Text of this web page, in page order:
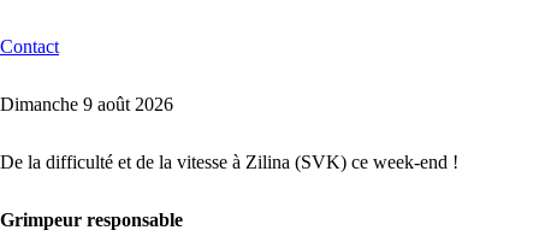
Contact
Dimanche 9 août 2026
De la difficulté et de la vitesse à Zilina (SVK) ce week-end !
Grimpeur responsable